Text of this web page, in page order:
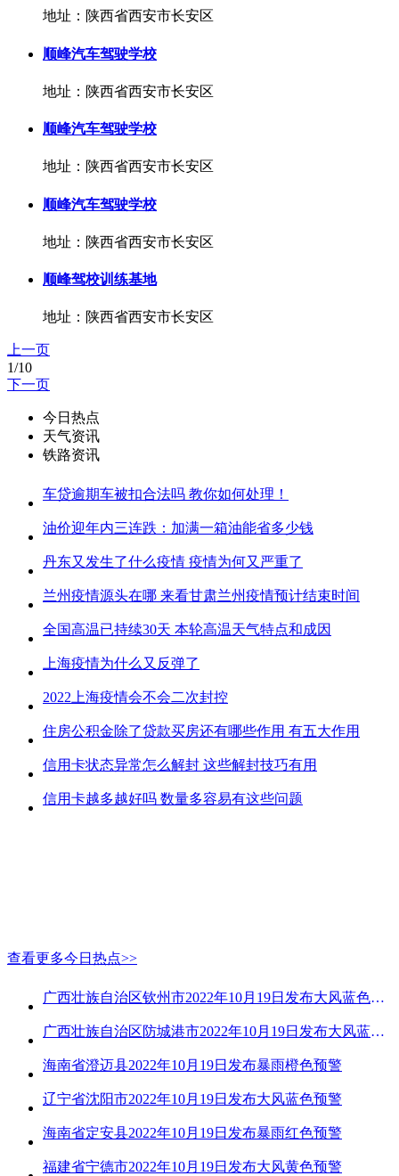
地址：陕西省西安市长安区
顺峰汽车驾驶学校
地址：陕西省西安市长安区
顺峰汽车驾驶学校
地址：陕西省西安市长安区
顺峰汽车驾驶学校
地址：陕西省西安市长安区
顺峰驾校训练基地
地址：陕西省西安市长安区
上一页
1/10
下一页
今日热点
天气资讯
铁路资讯
车贷逾期车被扣合法吗 教你如何处理！
油价迎年内三连跌：加满一箱油能省多少钱
丹东又发生了什么疫情 疫情为何又严重了
兰州疫情源头在哪 来看甘肃兰州疫情预计结束时间
全国高温已持续30天 本轮高温天气特点和成因
上海疫情为什么又反弹了
2022上海疫情会不会二次封控
住房公积金除了贷款买房还有哪些作用 有五大作用
信用卡状态异常怎么解封 这些解封技巧有用
信用卡越多越好吗 数量多容易有这些问题
查看更多今日热点>>
广西壮族自治区钦州市2022年10月19日发布大风蓝色预警
广西壮族自治区防城港市2022年10月19日发布大风蓝色预警
海南省澄迈县2022年10月19日发布暴雨橙色预警
辽宁省沈阳市2022年10月19日发布大风蓝色预警
海南省定安县2022年10月19日发布暴雨红色预警
福建省宁德市2022年10月19日发布大风黄色预警